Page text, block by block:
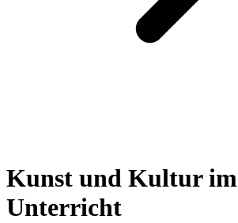
Kunst und Kultur im
Unterricht